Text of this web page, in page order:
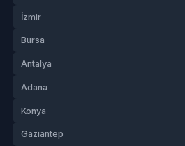
İzmir
Bursa
Antalya
Adana
Konya
Gaziantep